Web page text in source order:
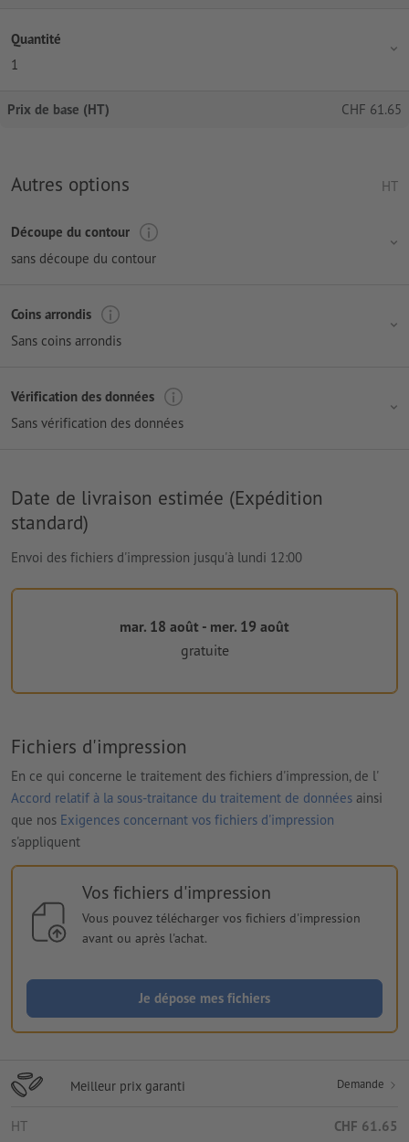
Quantité
1
Prix de base (HT) CHF 61.65
Autres options HT
Découpe du contour
sans découpe du contour
Coins arrondis
Sans coins arrondis
Vérification des données
Sans vérification des données
Date de livraison estimée (Expédition
standard)
Envoi des fichiers d'impression jusqu'à lundi 12:00
mar. 18 août - mer. 19 août
gratuite
Fichiers d'impression
En ce qui concerne le traitement des fichiers d'impression, de l'
Accord relatif à la sous-traitance du traitement de données ainsi
que nos Exigences concernant vos fichiers d'impression
s'appliquent
Vos fichiers d'impression
Vous pouvez télécharger vos fichiers d'impression
avant ou après l'achat.
Je dépose mes fichiers
Meilleur prix garanti Demande
HT CHF 61.65